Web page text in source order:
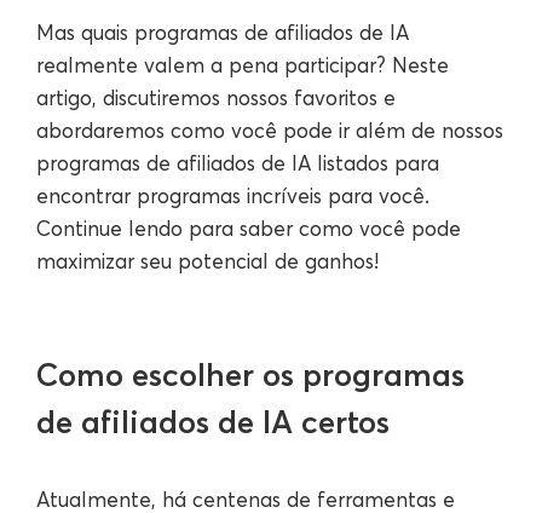
Mas quais programas de afiliados de IA
realmente valem a pena participar? Neste
artigo, discutiremos nossos favoritos e
abordaremos como você pode ir além de nossos
programas de afiliados de IA listados para
encontrar programas incríveis para você.
Continue lendo para saber como você pode
maximizar seu potencial de ganhos!
Como escolher os programas
de afiliados de IA certos
Atualmente, há centenas de ferramentas e